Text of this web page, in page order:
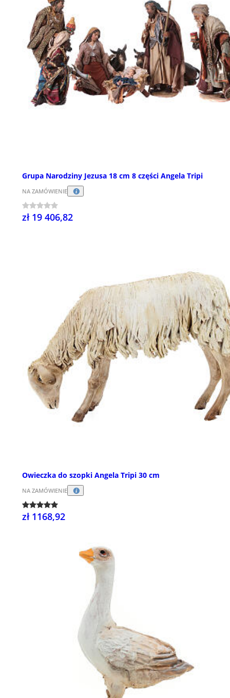
Grupa Narodziny Jezusa 18 cm 8 części Angela Tripi
NA ZAMÓWIENIE
zł 19 406,82
Owieczka do szopki Angela Tripi 30 cm
NA ZAMÓWIENIE
zł 1168,92